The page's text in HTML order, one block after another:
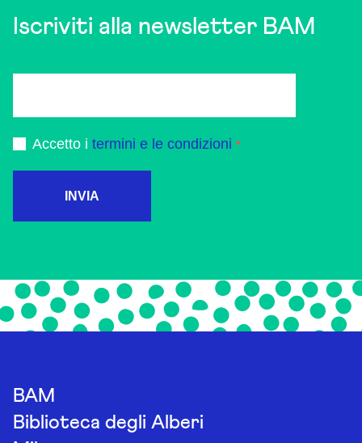
Iscriviti alla newsletter BAM
Accetto i termini e le condizioni
INVIA
BAM
Biblioteca degli Alberi